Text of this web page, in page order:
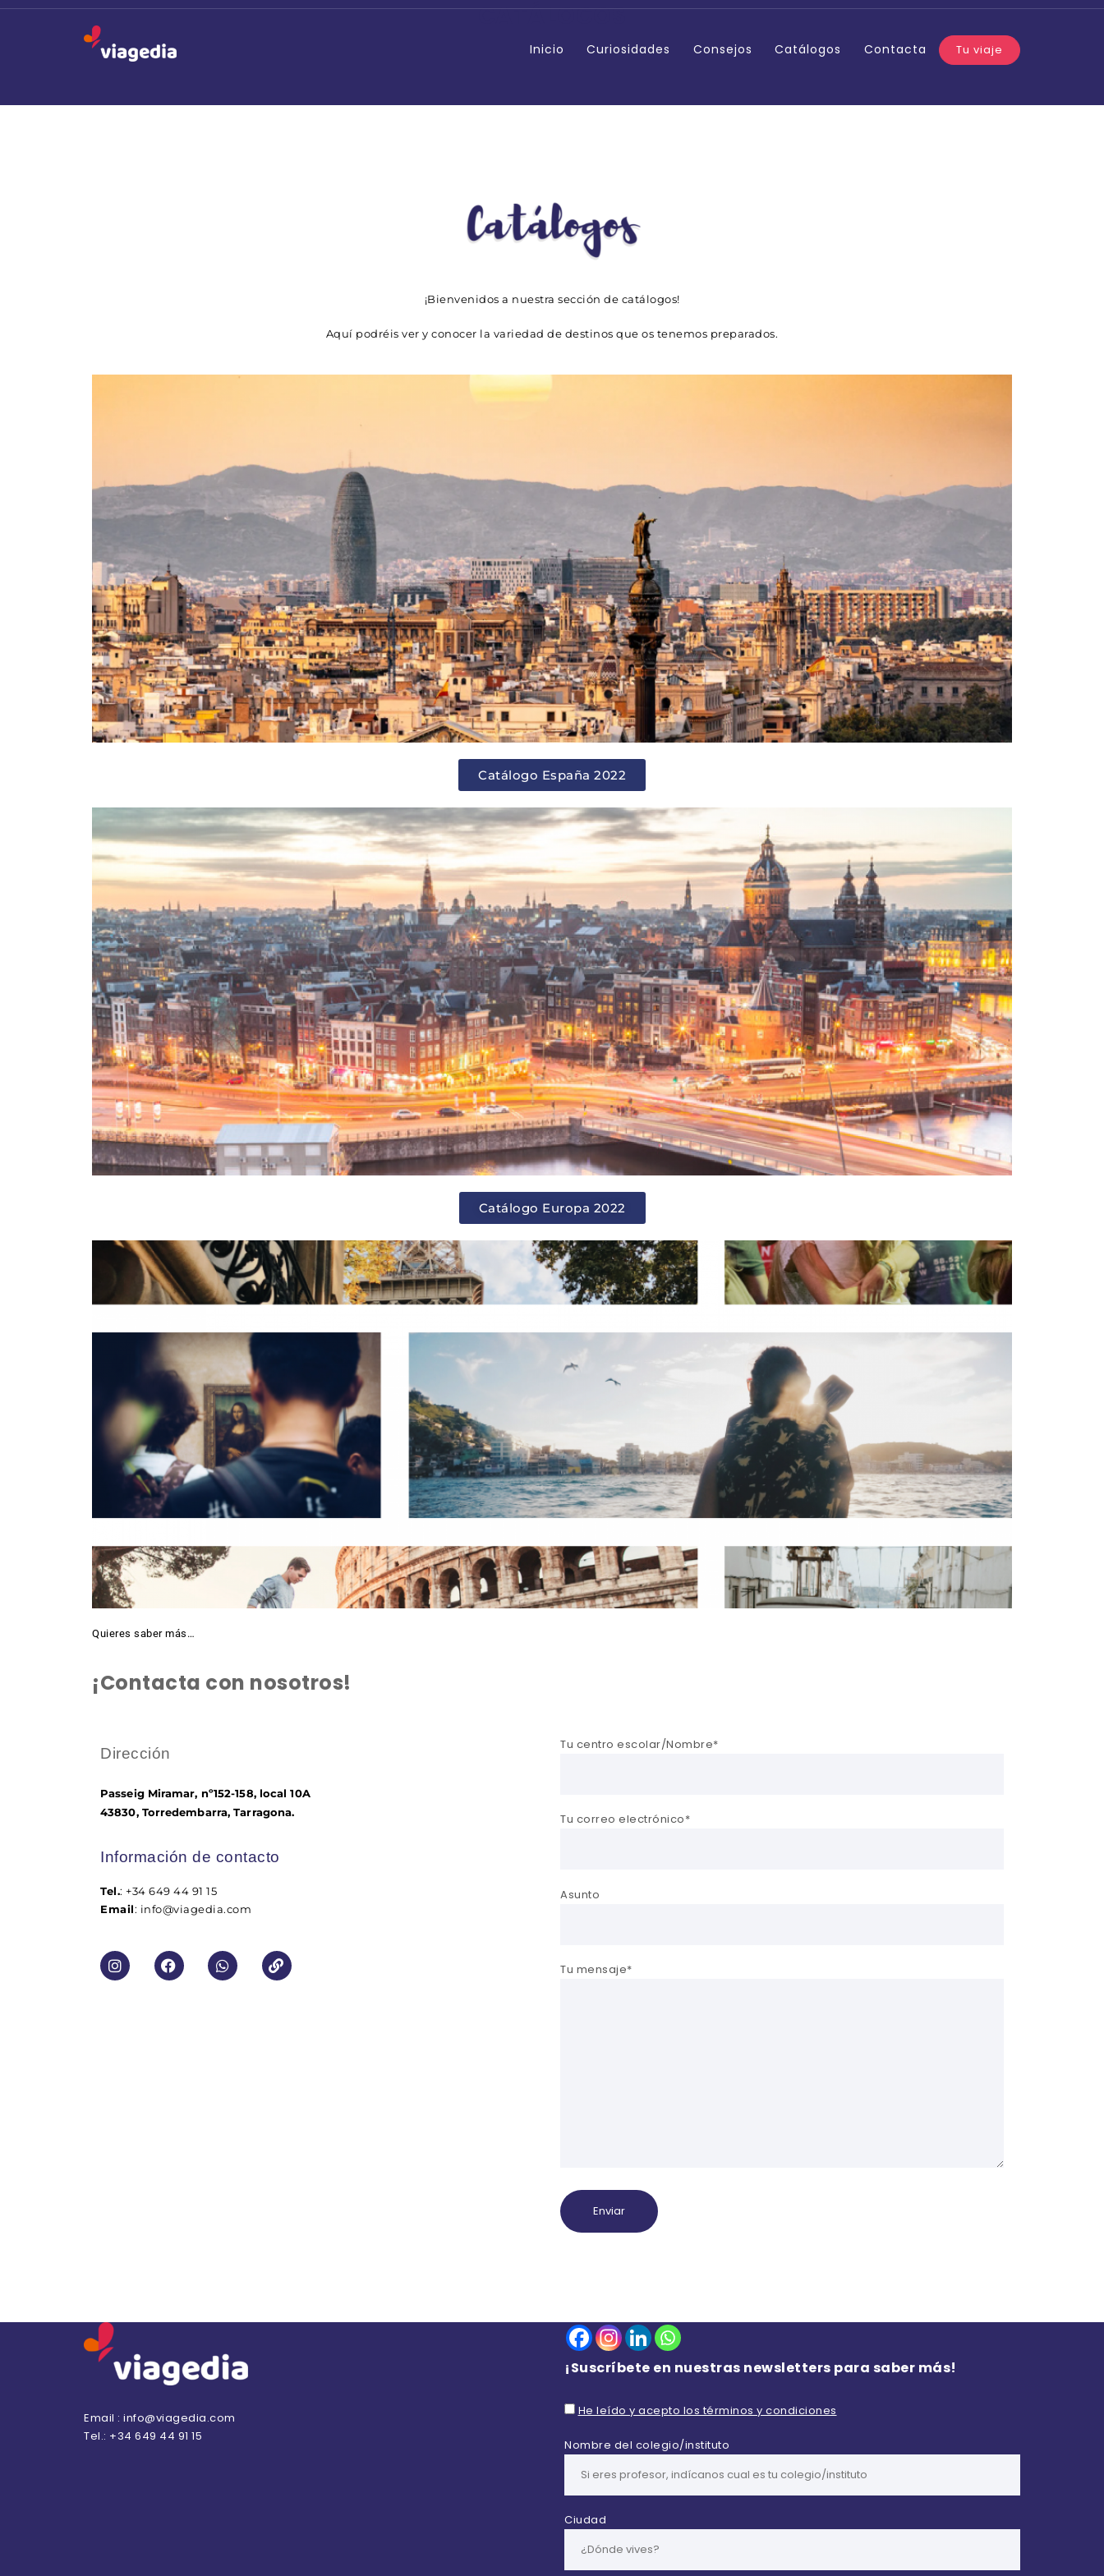
Inicio Curiosidades Consejos Catálogos Contacta Tu viaje
CATÁLOGOS
¡Bienvenidos a nuestra sección de catálogos!
Aquí podréis ver y conocer la variedad de destinos que os tenemos preparados.
Catálogo España 2022
Catálogo Europa 2022
Quieres saber más…
¡Contacta con nosotros!
Dirección
Passeig Miramar, nº152-158, local 10A
43830, Torredembarra, Tarragona.
Información de contacto
Tel.: +34 649 44 91 15
Email: info@viagedia.com
Tu centro escolar/Nombre*
Tu correo electrónico*
Asunto
Tu mensaje*
Email : info@viagedia.com
Tel.: +34 649 44 91 15
¡Suscríbete en nuestras newsletters para saber más!
He leído y acepto los términos y condiciones
Nombre del colegio/instituto
Ciudad